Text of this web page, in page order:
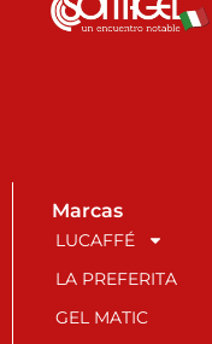
Marcas
LUCAFFÉ
LA PREFERITA
GEL MATIC